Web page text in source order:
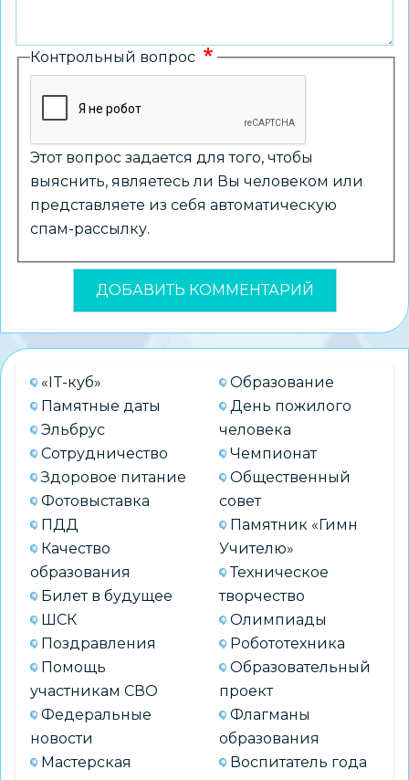
Контрольный вопрос
Этот вопрос задается для того, чтобы
выяснить, являетесь ли Вы человеком или
представляете из себя автоматическую
спам-рассылку.
«IT-куб»
Памятные даты
Эльбрус
Сотрудничество
Здоровое питание
Фотовыставка
ПДД
Качество
образования
Билет в будущее
ШСК
Поздравления
Помощь
участникам СВО
Федеральные
новости
Мастерская
Образование
День пожилого
человека
Чемпионат
Общественный
совет
Памятник «Гимн
Учителю»
Техническое
творчество
Олимпиады
Робототехника
Образовательный
проект
Флагманы
образования
Воспитатель года